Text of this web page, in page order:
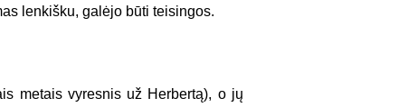
lenkišku, galėjo būti teisingos.
metais vyresnis už Herbertą), o jų